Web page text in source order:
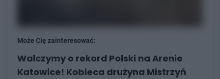
Może Cię zainteresować:
Walczymy o rekord Polski na Arenie
Katowice! Kobieca drużyna Mistrzyń